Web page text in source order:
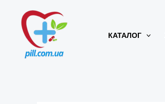
содержимому
КАТАЛОГ